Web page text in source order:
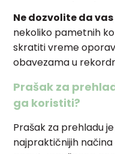
Ne dozvolite da
nekoliko pametnih
skratiti vreme
obavezama u
Prašak za
ga koristiti?
Prašak za prehladu
najpraktičnijih